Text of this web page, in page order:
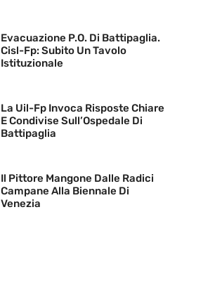
Evacuazione P.O. Di Battipaglia.
Cisl-Fp: Subito Un Tavolo
Istituzionale
La Uil-Fp Invoca Risposte Chiare
E Condivise Sull’Ospedale Di
Battipaglia
Il Pittore Mangone Dalle Radici
Campane Alla Biennale Di
Venezia